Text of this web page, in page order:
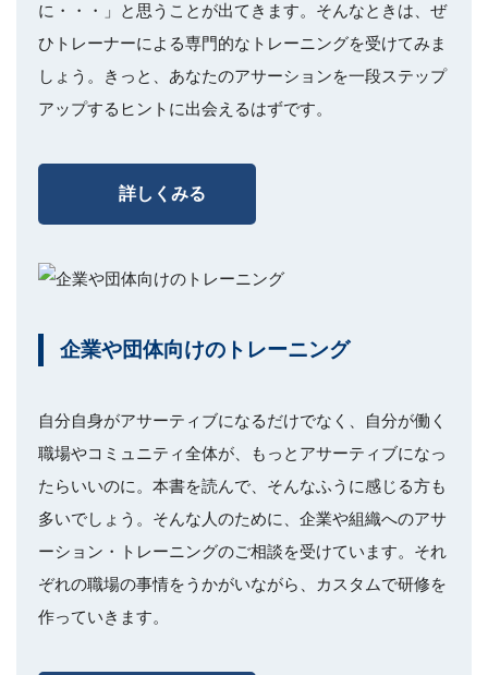
に・・・」と思うことが出てきます。そんなときは、ぜ
ひトレーナーによる専門的なトレーニングを受けてみま
しょう。きっと、あなたのアサーションを一段ステップ
アップするヒントに出会えるはずです。
詳しくみる
企業や団体向けのトレーニング
自分自身がアサーティブになるだけでなく、自分が働く
職場やコミュニティ全体が、もっとアサーティブになっ
たらいいのに。本書を読んで、そんなふうに感じる方も
多いでしょう。そんな人のために、企業や組織へのアサ
ーション・トレーニングのご相談を受けています。それ
ぞれの職場の事情をうかがいながら、カスタムで研修を
作っていきます。